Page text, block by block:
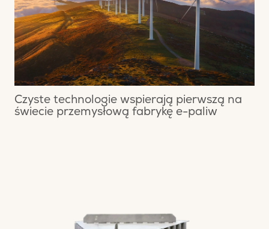
Czyste technologie wspierają pierwszą na
świecie przemysłową fabrykę e-paliw